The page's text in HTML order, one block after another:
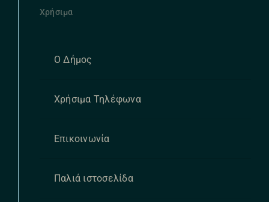
Χρήσιμα
Ο Δήμος
Χρήσιμα Τηλέφωνα
Επικοινωνία
Παλιά ιστοσελίδα